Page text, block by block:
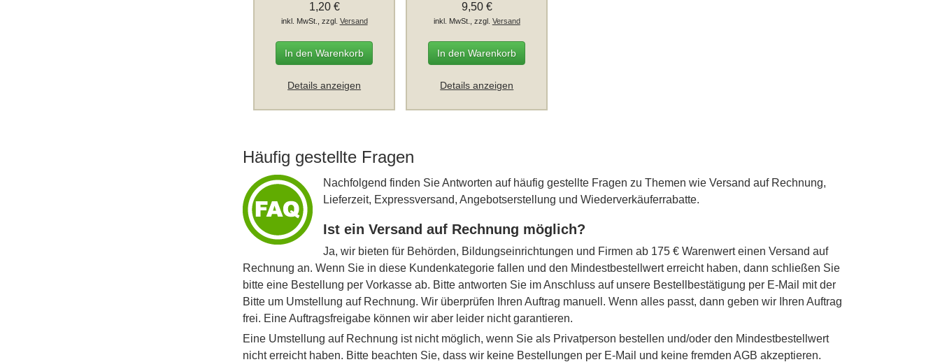
1,20 €
inkl. MwSt., zzgl. Versand
In den Warenkorb
Details anzeigen
9,50 €
inkl. MwSt., zzgl. Versand
In den Warenkorb
Details anzeigen
Häufig gestellte Fragen
Nachfolgend finden Sie Antworten auf häufig gestellte Fragen zu Themen wie Versand auf Rechnung,
Lieferzeit, Expressversand, Angebotserstellung und Wiederverkäuferrabatte.
Ist ein Versand auf Rechnung möglich?
Ja, wir bieten für Behörden, Bildungseinrichtungen und Firmen ab 175 € Warenwert einen Versand auf
Rechnung an. Wenn Sie in diese Kundenkategorie fallen und den Mindestbestellwert erreicht haben, dann schließen Sie
bitte eine Bestellung per Vorkasse ab. Bitte antworten Sie im Anschluss auf unsere Bestellbestätigung per E-Mail mit der
Bitte um Umstellung auf Rechnung. Wir überprüfen Ihren Auftrag manuell. Wenn alles passt, dann geben wir Ihren Auftrag
frei. Eine Auftragsfreigabe können wir aber leider nicht garantieren.
Eine Umstellung auf Rechnung ist nicht möglich, wenn Sie als Privatperson bestellen und/oder den Mindestbestellwert
nicht erreicht haben. Bitte beachten Sie, dass wir keine Bestellungen per E-Mail und keine fremden AGB akzeptieren.